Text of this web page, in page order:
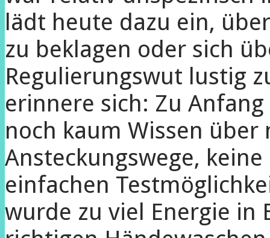
lädt heute dazu ein,
zu beklagen oder sich
Regulierungswut lustig
erinnere sich: Zu
noch kaum Wissen über
Ansteckungswege,
einfachen
wurde zu viel Energie in